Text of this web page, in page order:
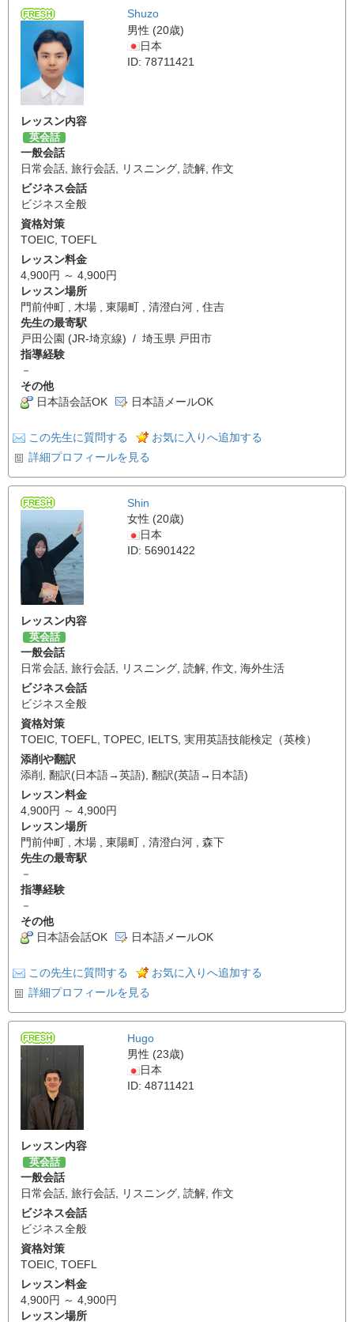
Shuzo
男性 (20歳)
日本
ID: 78711421
レッスン内容
英会話
一般会話
日常会話 旅行会話 リスニング 読解 作文
ビジネス会話
ビジネス全般
資格対策
TOEIC TOEFL
レッスン料金
4,900円 ～ 4,900円
レッスン場所
門前仲町 , 木場 , 東陽町 , 清澄白河 , 住吉
先生の最寄駅
戸田公園 (JR-埼京線) / 埼玉県 戸田市
指導経験
－
その他
日本語会話OK
日本語メールOK
この先生に質問する
お気に入りへ追加する
詳細プロフィールを見る
Shin
女性 (20歳)
日本
ID: 56901422
レッスン内容
英会話
一般会話
日常会話 旅行会話 リスニング 読解 作文 海外生活
ビジネス会話
ビジネス全般
資格対策
TOEIC TOEFL TOPEC IELTS 実用英語技能検定（英検）
添削や翻訳
添削
翻訳(日本語→英語) 翻訳(英語→日本語)
レッスン料金
4,900円 ～ 4,900円
レッスン場所
門前仲町 , 木場 , 東陽町 , 清澄白河 , 森下
先生の最寄駅
－
指導経験
－
その他
日本語会話OK
日本語メールOK
この先生に質問する
お気に入りへ追加する
詳細プロフィールを見る
Hugo
男性 (23歳)
日本
ID: 48711421
レッスン内容
英会話
一般会話
日常会話 旅行会話 リスニング 読解 作文
ビジネス会話
ビジネス全般
資格対策
TOEIC TOEFL
レッスン料金
4,900円 ～ 4,900円
レッスン場所